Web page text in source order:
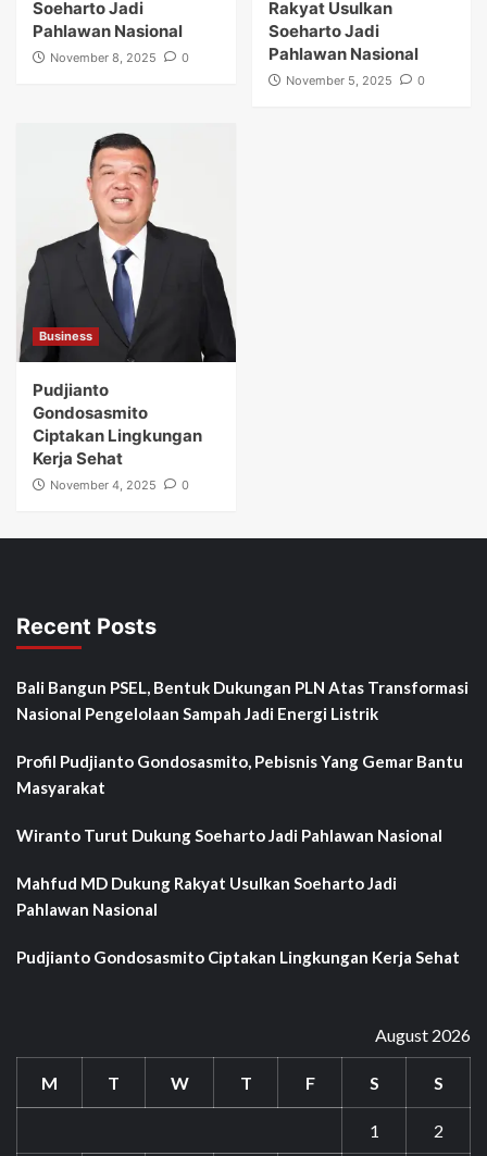
Soeharto Jadi
Pahlawan Nasional
November 8, 2025 0
Rakyat Usulkan
Soeharto Jadi
Pahlawan Nasional
November 5, 2025 0
Business
Pudjianto
Gondosasmito
Ciptakan Lingkungan
Kerja Sehat
November 4, 2025 0
Recent Posts
Bali Bangun PSEL, Bentuk Dukungan PLN Atas Transformasi
Nasional Pengelolaan Sampah Jadi Energi Listrik
Profil Pudjianto Gondosasmito, Pebisnis Yang Gemar Bantu
Masyarakat
Wiranto Turut Dukung Soeharto Jadi Pahlawan Nasional
Mahfud MD Dukung Rakyat Usulkan Soeharto Jadi
Pahlawan Nasional
Pudjianto Gondosasmito Ciptakan Lingkungan Kerja Sehat
August 2026
M T W T F S S
1 2